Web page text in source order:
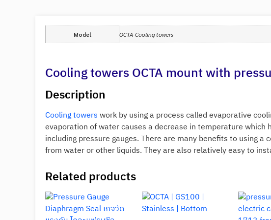
Model OCTA-Cooling towers
Cooling towers OCTA mount with
Description
Cooling towerswork by using a process called evaporative
evaporation of water causes a decrease in temperature
including pressure gauges. There are many benefits to using a
from water or other liquids. They are also relatively easy to
Related products